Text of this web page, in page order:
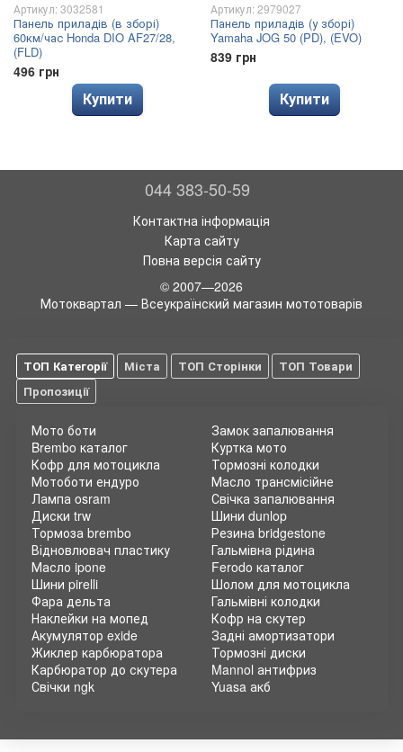
Артикул: 3032581
Панель приладів (в зборі)
60км/час Honda DIO AF27/28,
(FLD)
496 грн
Купити
Артикул: 2979027
Панель приладів (у зборі)
Yamaha JOG 50 (PD), (EVO)
839 грн
Купити
044 383-50-59
Контактна інформація
Карта сайту
Повна версія сайту
© 2007—2026
Мотоквартал — Всеукраїнский магазин мототоварів
ТОП Категорії Міста ТОП Сторінки
ТОП Товари
Пропозиції
Мото боти
Brembo каталог
Кофр для мотоцикла
Мотоботи ендуро
Лампа osram
Диски trw
Тормоза brembo
Відновлювач пластику
Замок запалювання
Куртка мото
Тормозні колодки
Масло трансмісійне
Свічка запалювання
Шини dunlop
Резина bridgestone
Гальмівна рідина
Масло ipone
Шини pirelli
Фара дельта
Наклейки на мопед
Акумулятор exide
Жиклер карбюратора
Карбюратор до скутера
Свічки ngk
Ferodo каталог
Шолом для мотоцикла
Гальмівні колодки
Кофр на скутер
Задні амортизатори
Тормозні диски
Mannol антифриз
Yuasa акб